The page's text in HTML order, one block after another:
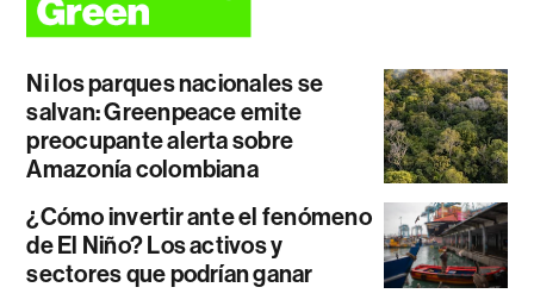
Ni los parques nacionales se
salvan: Greenpeace emite
preocupante alerta sobre
Amazonía colombiana
¿Cómo invertir ante el fenómeno
de El Niño? Los activos y
sectores que podrían ganar